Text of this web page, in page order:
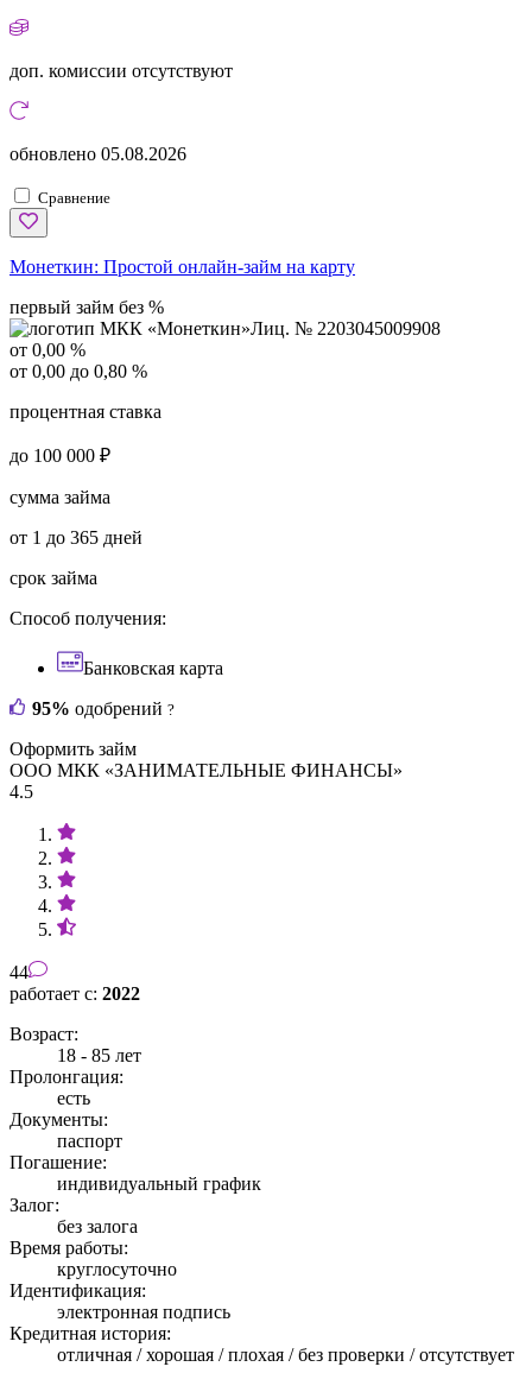
доп. комиссии отсутствуют
обновлено 05.08.2026
Сравнение
Монеткин: Простой онлайн-займ на карту
первый займ без %
Лиц. № 2203045009908
от 0,00 %
от 0,00 до 0,80 %
процентная ставка
до 100 000 ₽
сумма займа
от 1 до 365 дней
срок займа
Способ получения:
Банковская карта
95% одобрений ?
Оформить займ
ООО МКК «ЗАНИМАТЕЛЬНЫЕ ФИНАНСЫ»
4.5
44
работает с: 2022
Возраст:
18 - 85 лет
Пролонгация:
есть
Документы:
паспорт
Погашение:
индивидуальный график
Залог:
без залога
Время работы:
круглосуточно
Идентификация:
электронная подпись
Кредитная история:
отличная / хорошая / плохая / без проверки / отсутствует